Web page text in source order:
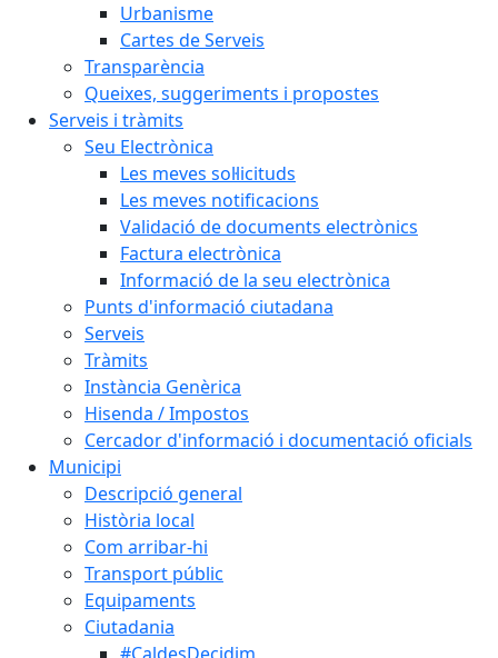
Urbanisme
Cartes de Serveis
Transparència
Queixes, suggeriments i propostes
Serveis i tràmits
Seu Electrònica
Les meves sol·licituds
Les meves notificacions
Validació de documents electrònics
Factura electrònica
Informació de la seu electrònica
Punts d'informació ciutadana
Serveis
Tràmits
Instància Genèrica
Hisenda / Impostos
Cercador d'informació i documentació oficials
Municipi
Descripció general
Història local
Com arribar-hi
Transport públic
Equipaments
Ciutadania